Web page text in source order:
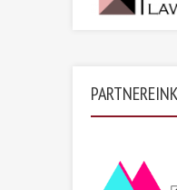
PARTNEREINK